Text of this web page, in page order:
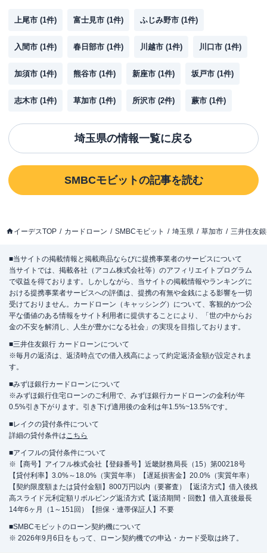
上尾市 (1件) 富士見市 (1件) ふじみ野市 (1件)
入間市 (1件) 春日部市 (1件) 川越市 (1件) 川口市 (1件)
加須市 (1件) 熊谷市 (1件) 新座市 (1件) 坂戸市 (1件)
志木市 (1件) 草加市 (1件) 所沢市 (2件) 蕨市 (1件)
埼玉県の情報一覧に戻る
SMBCモビットの記事を読む
イーデスTOP カードローン SMBCモビット 埼玉県 草加市 三井住友
■当サイトの掲載情報と掲載商品ならびに提携事業者のサービスについて
当サイトでは、掲載各社（アコム株式会社等）のアフィリエイトプログラム
で収益を得ております。しかしながら、当サイトの掲載情報やランキングに
おける提携事業者サービスへの評価は、提携の有無や金銭による影響を一切
受けておりません。カードローン（キャッシング）について、客観的かつ公
平な価値のある情報をサイト利用者に提供することにより、「世の中からお
金の不安を解消し、人生が豊かになる社会」の実現を目指しております。
■三井住友銀行 カードローンについて
※毎月の返済は、返済時点での借入残高によって約定返済金額が設定されま
す。
■みずほ銀行カードローンについて
※みずほ銀行住宅ローンのご利用で、みずほ銀行カードローンの金利が年
0.5%引き下がります。引き下げ適用後の金利は年1.5%~13.5%です。
■レイクの貸付条件について
詳細の貸付条件はこちら
■アイフルの貸付条件について
※【商号】アイフル株式会社【登録番号】近畿財務局長（15）第00218号
【貸付利率】3.0%～18.0%（実質年率）【遅延損害金】20.0%（実質年率）
【契約限度額または貸付金額】800万円以内（要審査）【返済方式】借入後残
高スライド元利定額リボルビング返済方式【返済期間・回数】借入直後最長
14年6ヶ月（1～151回）【担保・連帯保証人】不要
■SMBCモビットのローン契約機について
※ 2026年9月6日をもって、ローン契約機での申込・カード受取は終了。